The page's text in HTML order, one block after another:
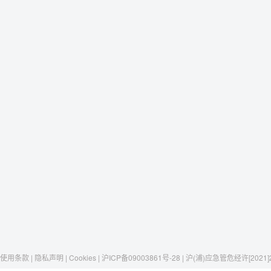
使用条款 | 隐私声明 | Cookies | 沪ICP备09003861号-28 | 沪(浦)应急管危经许